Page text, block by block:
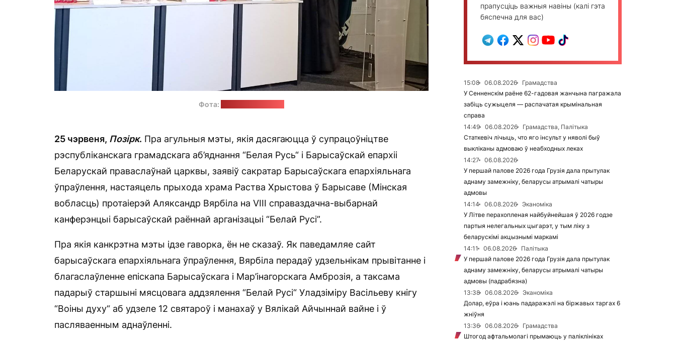
Фота:
25 чэрвеня, Позірк. Пра агульныя мэты, якія дасягаюцца ў супрацоўніцтве
рэспубліканскага грамадскага аб’яднання “Белая Русь“ і Барысаўскай епархіі
Беларускай праваслаўнай царквы, заявіў сакратар Барысаўскага епархіяльнага
ўпраўлення, настаяцель прыхода храма Раства Хрыстова ў Барысаве (Мінская
вобласць) протаіерэй Аляксандр Вярбіла на VIII справаздачна-выбарнай
канферэнцыі барысаўскай раённай арганізацыі “Белай Русі”.
Пра якія канкрэтна мэты ідзе гаворка, ён не сказаў. Як паведамляе сайт
барысаўскага епархіяльнага ўпраўлення, Вярбіла перадаў удзельнікам прывітанне і
благаслаўленне епіскапа Барысаўскага і Мар’інагорскага Амброзія, а таксама
падарыў старшыні мясцовага аддзялення “Белай Русі“ Уладзіміру Васільеву кнігу
“Воіны духу“ аб удзеле 12 святароў і манахаў у Вялікай Айчыннай вайне і ў
пасляваенным аднаўленні.
прапусціць важныя навіны (калі гэта
бяспечна для вас)
15:08 06.08.2026
Грамадства
У Сенненскім раёне 62-гадовая жанчына пагражала
забіць сужыцеля — распачатая крымінальная
справа
14:49
06.08.2026
Грамадства, Палітыка
Статкевіч лічыць, что яго інсульт у няволі быў
выкліканы адмоваю ў неабходных леках
14:27
06.08.2026
У першай палове 2026 года Грузія дала прытулак
аднаму замежніку, беларусы атрымалі чатыры
адмовы
14:14
06.08.2026
Эканоміка
У Літве перахопленая найбуйнейшая ў 2026 годзе
партыя нелегальных цыгарэт, у тым ліку з
беларускімі акцызнымі маркамі
14:11
06.08.2026
Палітыка
У першай палове 2026 года Грузія дала прытулак
аднаму замежніку, беларусы атрымалі чатыры
адмовы (падрабязна)
13:38
06.08.2026
Эканоміка
Долар, еўра і юань падаражэлі на біржавых таргах 6
жніўня
13:36
06.08.2026
Грамадства
Штогод афтальмолагі прымаюць у паліклініках